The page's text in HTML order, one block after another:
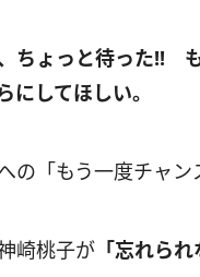
ちょっと待った!!
にしてほしい。
の「もう一度チャン
崎桃子が 「忘れら